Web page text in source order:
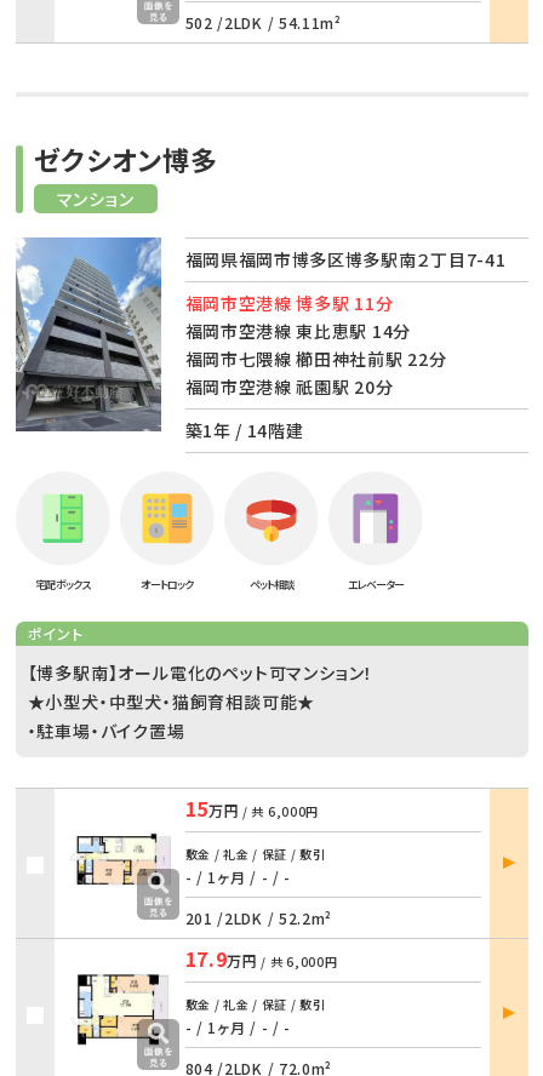
502 /2LDK / 54.11m²
マンション
ゼクシオン博多
福岡県福岡市博多区博多駅南２丁目7-41
福岡市空港線 博多駅 11分
福岡市空港線 東比恵駅 14分
福岡市七隈線 櫛田神社前駅 22分
福岡市空港線 祇園駅 20分
築1年 / 14階建
宅配ボックス オートロック ペット相談 エレベーター
ポイント
【博多駅南】オール電化のペット可マンション！
★小型犬・中型犬・猫飼育相談可能★
・駐車場・バイク置場
15万円 / 共 6,000円
敷金 / 礼金 / 保証 / 敷引
- / 1ヶ月 / - / -
201 /2LDK / 52.2m²
部屋
詳細
17.9万円 / 共6,000円
敷金 / 礼金 / 保証 / 敷引
- / 1ヶ月 / - / -
804 /2LDK / 72.0m²
部屋
詳細